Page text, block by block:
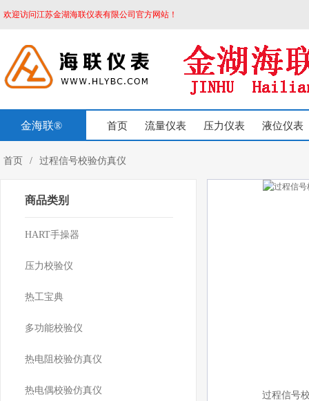
欢迎访问江苏金湖海联仪表有限公司官方网站！
金海联® 首页 流量仪表 压力仪表 液位仪表
首页 / 过程信号校验仿真仪
商品类别
HART手操器
压力校验仪
热工宝典
多功能校验仪
热电阻校验仿真仪
热电偶校验仿真仪 过程信号